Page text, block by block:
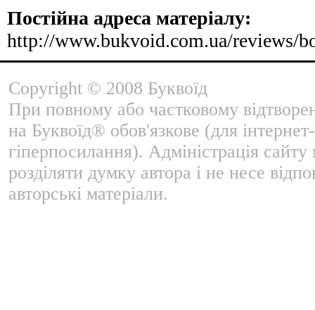
Постійна адреса матеріалу:
http://www.bukvoid.com.ua/reviews/
Copyright © 2008 Буквоїд
При повному або частковому
на Буквоїд® обов'язкове (для
гіперпосилання). Адміністрація
розділяти думку автора і не несе
авторські матеріали.